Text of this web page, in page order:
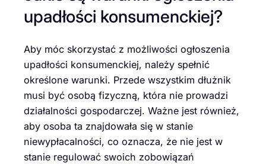
upadłości konsumenckiej?
Aby móc skorzystać z możliwości ogłoszenia
upadłości konsumenckiej, należy spełnić
określone warunki. Przede wszystkim dłużnik
musi być osobą fizyczną, która nie prowadzi
działalności gospodarczej. Ważne jest również,
aby osoba ta znajdowała się w stanie
niewypłacalności, co oznacza, że nie jest w
stanie regulować swoich zobowiązań